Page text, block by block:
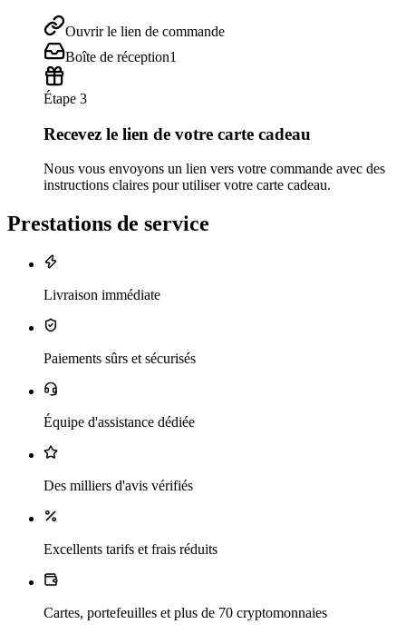
Ouvrir le lien de commande
Boîte de réception1
Étape 3
Recevez le lien de votre carte cadeau
Nous vous envoyons un lien vers votre commande avec des
instructions claires pour utiliser votre carte cadeau.
Prestations de service
Livraison immédiate
Paiements sûrs et sécurisés
Équipe d'assistance dédiée
Des milliers d'avis vérifiés
Excellents tarifs et frais réduits
Cartes, portefeuilles et plus de 70 cryptomonnaies